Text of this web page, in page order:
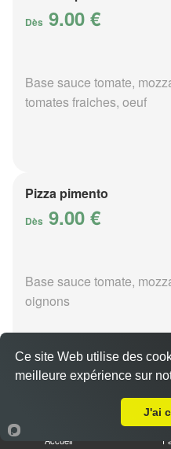
Dès 9.00 €
Base sauce tomate,
tomates fraiches, oeuf
Pizza pimento
Dès 9.00 €
Base sauce tomate,
oignons
Accueil
Ce site Web utilise des
meilleure expérience sur
J'ai